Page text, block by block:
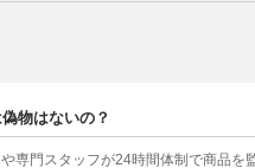
物はないの？
専門スタッフが24時間体制で商品を